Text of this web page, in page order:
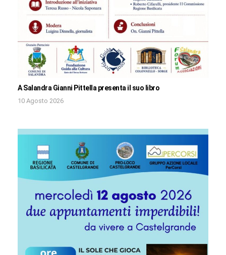
A Salandra Gianni Pittella presenta il suo libro
10 Agosto 2026